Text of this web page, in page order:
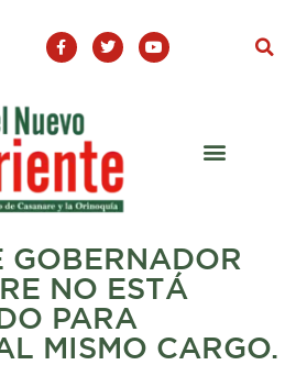
F
a
c
o
o
-
T
w
i
Y
o
u
GOBERNADOR
NO ESTÁ
PARA
MISMO CARGO.